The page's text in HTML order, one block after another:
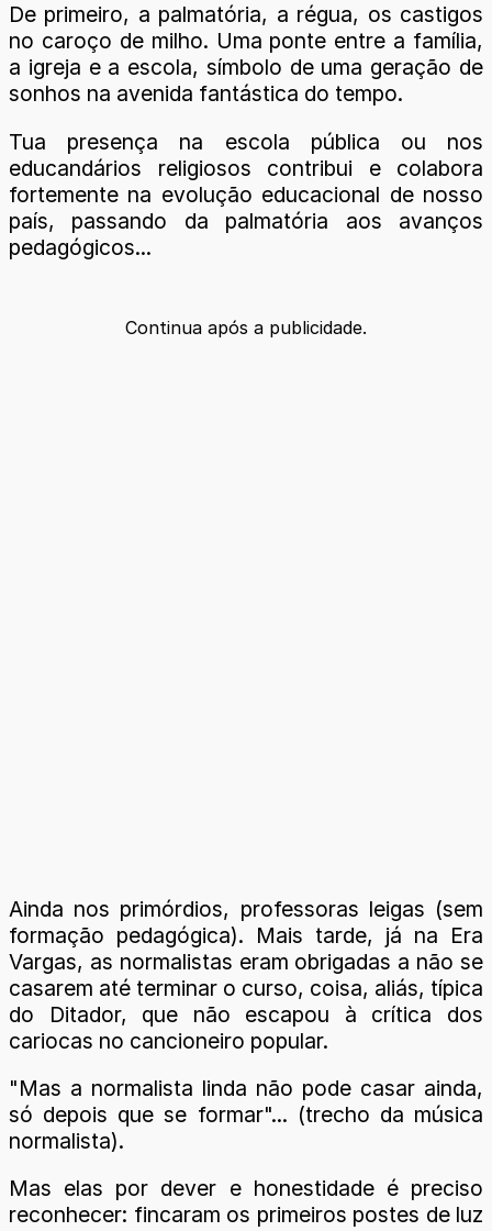
De primeiro, a palmatória, a régua, os castigos
no caroço de milho. Uma ponte entre a família,
a igreja e a escola, símbolo de uma geração de
sonhos na avenida fantástica do tempo.
Tua presença na escola pública ou nos
educandários religiosos contribui e colabora
fortemente na evolução educacional de nosso
país, passando da palmatória aos avanços
pedagógicos...
Continua após a publicidade.
Ainda nos primórdios, professoras leigas (sem
formação pedagógica). Mais tarde, já na Era
Vargas, as normalistas eram obrigadas a não se
casarem até terminar o curso, coisa, aliás, típica
do Ditador, que não escapou à crítica dos
cariocas no cancioneiro popular.
"Mas a normalista linda não pode casar ainda,
só depois que se formar"... (trecho da música
normalista).
Mas elas por dever e honestidade é preciso
reconhecer: fincaram os primeiros postes de luz